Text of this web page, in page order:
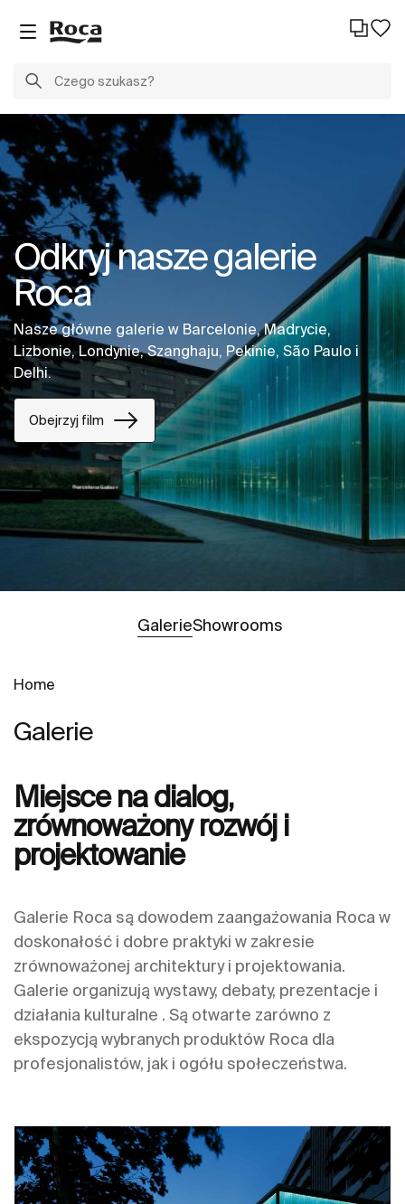
Odkryj nasze galerie
Roca
Nasze główne galerie w Barcelonie, Madrycie,
Lizbonie, Londynie, Szanghaju, Pekinie, São Paulo i
Delhi.
Obejrzyj film
GalerieZobacz
Showrooms
Home
Galerie
Miejsce na dialog,
zrównoważony rozwój i
projektowanie
Galerie Roca są dowodem zaangażowania Roca w
doskonałość i dobre praktyki w zakresie
zrównoważonej architektury i projektowania.
Galerie organizują wystawy, debaty, prezentacje i
działania kulturalne . Są otwarte zarówno z
ekspozycją wybranych produktów Roca dla
profesjonalistów, jak i ogółu społeczeństwa.